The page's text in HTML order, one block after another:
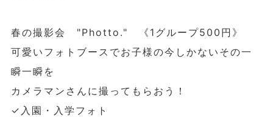
春の撮影会 "Photto." 《1グループ500円》
可愛いフォトブースでお子様の今しかないその一
瞬一瞬を
カメラマンさんに撮ってもらおう！
✓入園・入学フォト